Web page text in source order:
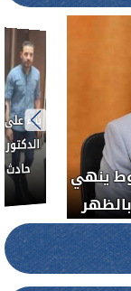
بناءً
حادث
ينهي